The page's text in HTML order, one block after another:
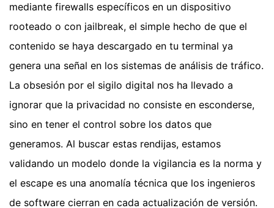
mediante firewalls específicos en un dispositivo
rooteado o con jailbreak, el simple hecho de que el
contenido se haya descargado en tu terminal ya
genera una señal en los sistemas de análisis de tráfico.
La obsesión por el sigilo digital nos ha llevado a
ignorar que la privacidad no consiste en esconderse,
sino en tener el control sobre los datos que
generamos. Al buscar estas rendijas, estamos
validando un modelo donde la vigilancia es la norma y
el escape es una anomalía técnica que los ingenieros
de software cierran en cada actualización de versión.